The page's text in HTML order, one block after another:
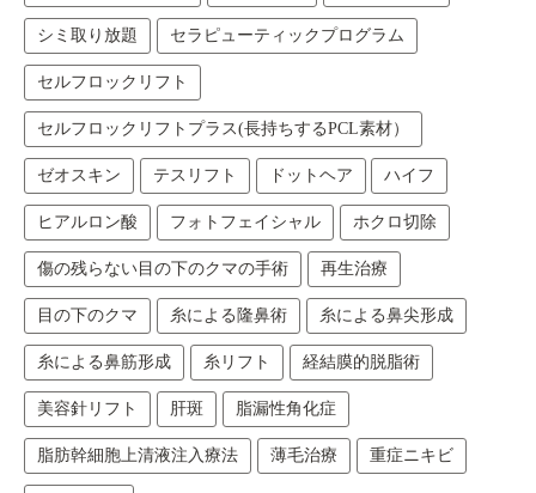
シミ取り放題 セラピューティックプログラム
セルフロックリフト
セルフロックリフトプラス(長持ちするPCL素材）
ゼオスキン テスリフト ドットヘア ハイフ
ヒアルロン酸 フォトフェイシャル ホクロ切除
傷の残らない目の下のクマの手術 再生治療
目の下のクマ 糸による隆鼻術 糸による鼻尖形成
糸による鼻筋形成 糸リフト 経結膜的脱脂術
美容針リフト 肝斑 脂漏性角化症
脂肪幹細胞上清液注入療法 薄毛治療 重症ニキビ